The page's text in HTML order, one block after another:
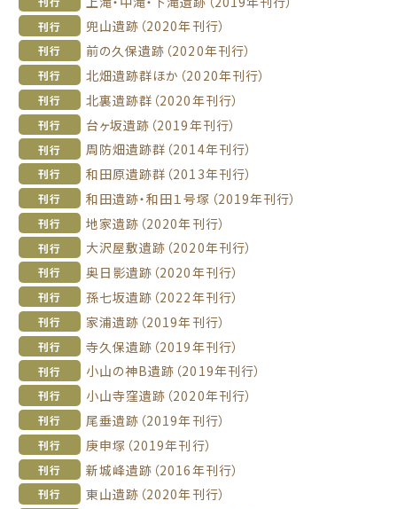
刊行 兜山遺跡（2020年刊行）
刊行 前の久保遺跡（2020年刊行）
刊行 北畑遺跡群ほか（2020年刊行）
刊行 北裏遺跡群（2020年刊行）
刊行 台ヶ坂遺跡（2019年刊行）
刊行 周防畑遺跡群（2014年刊行）
刊行 和田原遺跡群（2013年刊行）
刊行 和田遺跡・和田１号塚（2019年刊行）
刊行 地家遺跡（2020年刊行）
刊行 大沢屋敷遺跡（2020年刊行）
刊行 奥日影遺跡（2020年刊行）
刊行 孫七坂遺跡（2022年刊行）
刊行 家浦遺跡（2019年刊行）
刊行 寺久保遺跡（2019年刊行）
刊行 小山の神B遺跡（2019年刊行）
刊行 小山寺窪遺跡（2020年刊行）
刊行 尾垂遺跡（2019年刊行）
刊行 庚申塚（2019年刊行）
刊行 新城峰遺跡（2016年刊行）
刊行 東山遺跡（2020年刊行）